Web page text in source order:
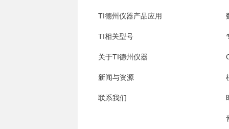
TI德州仪器产品应用
TI相关型号
关于TI德州仪器
新闻与资源
联系我们